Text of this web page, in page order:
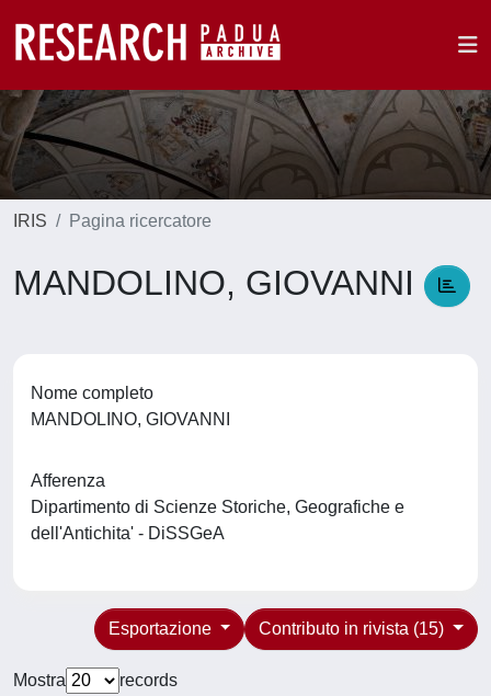
IRIS Pagina ricercatore
MANDOLINO, GIOVANNI
Nome completo
MANDOLINO, GIOVANNI
Afferenza
Dipartimento di Scienze Storiche, Geografiche e
dell'Antichita' - DiSSGeA
Contributo in rivista (15)
Esportazione
Mostra
records